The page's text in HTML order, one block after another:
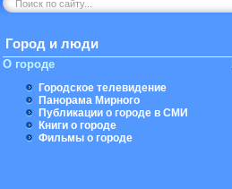
Город и люди
О городе
Городское телевидение
Панорама Мирного
Публикации о городе в СМИ
Книги о городе
Фильмы о городе